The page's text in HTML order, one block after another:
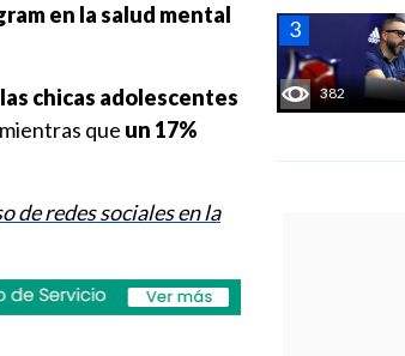
382
en la salud mental
chicas adolescentes
que un 17%
de redes sociales en la